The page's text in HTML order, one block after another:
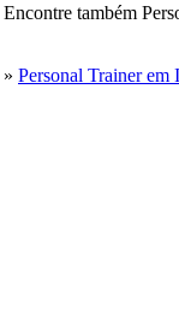
Encontre também
» Personal Trainer em